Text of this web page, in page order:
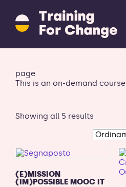
Training
for
Change
alla
homepage
page
This is an on-demand course
Showing all 5 results
(E)MISSION
(IM)POSSIBLE MOOC IT